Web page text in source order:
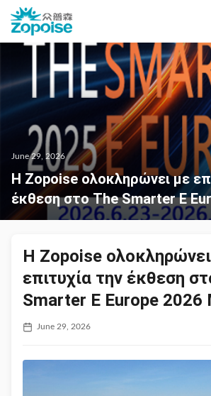
June 29, 2026
Η Zopoise ολοκληρώνει με
έκθεση στο The Smarter E
Μόναχο
Η Zopoise
επιτυχία την έκθεση
Smarter E Europe 2026
June 29, 2026